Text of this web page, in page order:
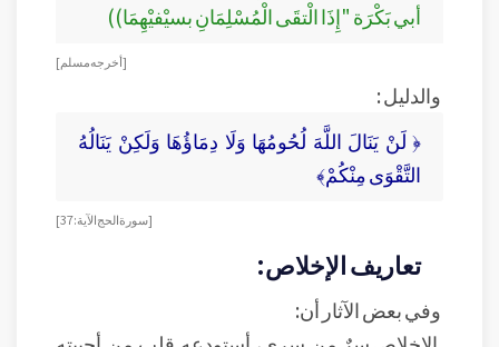
أبي بَكْرَة "إِذَا الْتقَى الْمُسْلِمَانِ بسيْفيْهِمَا))
[ أخرجه مسلم]
والدليل :
﴿ لَنْ يَنَالَ اللَّهَ لُحُومُهَا وَلَا دِمَاؤُهَا وَلَكِنْ يَنَالُهُ
التَّقْوَى مِنْكُمْ﴾
[ سورة الحج الآية: 37]
تعاريف الإخلاص:
وفي بعض الآثار أن: